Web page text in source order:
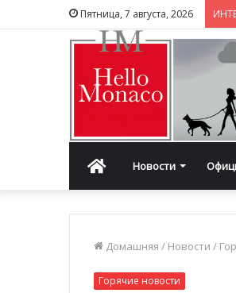
Пятница, 7 августа, 2026
ГлавнаяНовости
Домашняя / Новости /
Горячие новости